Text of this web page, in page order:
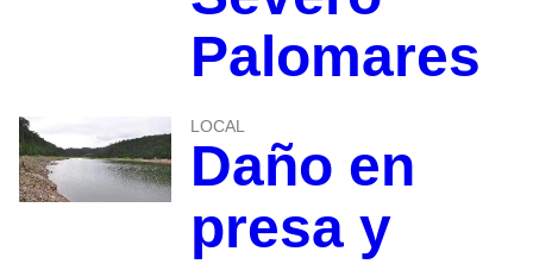
Palomares
LOCAL
Daño en
presa y